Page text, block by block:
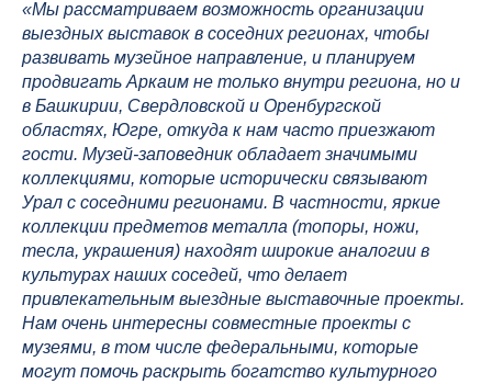
«Мы рассматриваем возможность организации
выездных выставок в соседних регионах, чтобы
развивать музейное направление, и планируем
продвигать Аркаим не только внутри региона, но и
в Башкирии, Свердловской и Оренбургской
областях, Югре, откуда к нам часто приезжают
гости. Музей-заповедник обладает значимыми
коллекциями, которые исторически связывают
Урал с соседними регионами. В частности, яркие
коллекции предметов металла (топоры, ножи,
тесла, украшения) находят широкие аналогии в
культурах наших соседей, что делает
привлекательным выездные выставочные проекты.
Нам очень интересны совместные проекты с
музеями, в том числе федеральными, которые
могут помочь раскрыть богатство культурного